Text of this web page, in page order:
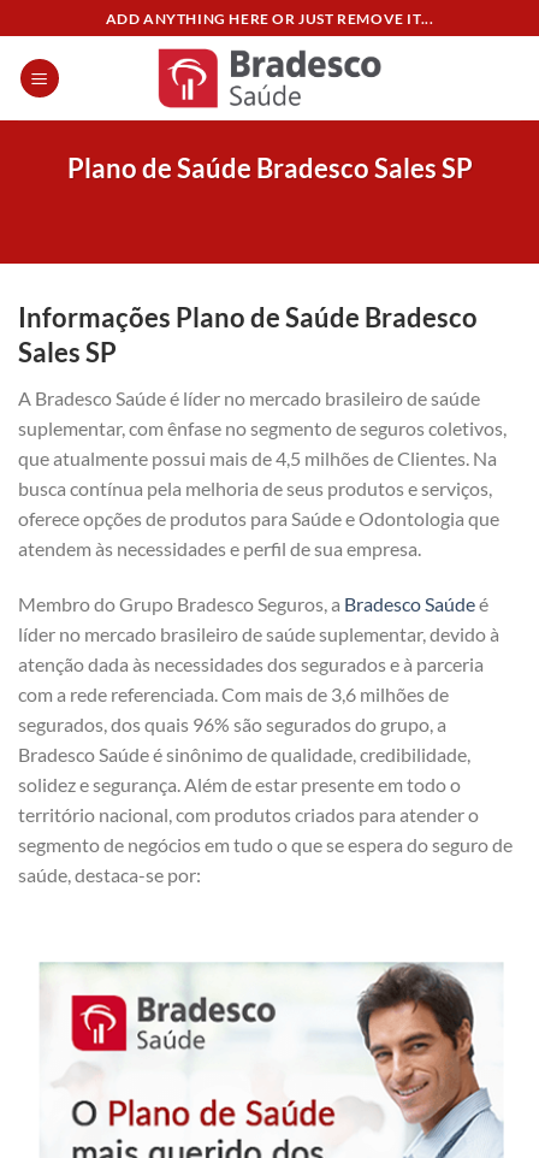
content
ADD ANYTHING HERE OR JUST REMOVE IT...
Plano de Saúde Bradesco Sales SP
Informações Plano de Saúde Bradesco
Sales SP
A Bradesco Saúde é líder no mercado brasileiro de saúde
suplementar, com ênfase no segmento de seguros coletivos,
que atualmente possui mais de 4,5 milhões de Clientes. Na
busca contínua pela melhoria de seus produtos e serviços,
oferece opções de produtos para Saúde e Odontologia que
atendem às necessidades e perfil de sua empresa.
Membro do Grupo Bradesco Seguros, a Bradesco Saúdeé
líder no mercado brasileiro de saúde suplementar, devido à
atenção dada às necessidades dos segurados e à parceria
com a rede referenciada. Com mais de 3,6 milhões de
segurados, dos quais 96% são segurados do grupo, a
Bradesco Saúde é sinônimo de qualidade, credibilidade,
solidez e segurança. Além de estar presente em todo o
território nacional, com produtos criados para atender o
segmento de negócios em tudo o que se espera do seguro de
saúde, destaca-se por: